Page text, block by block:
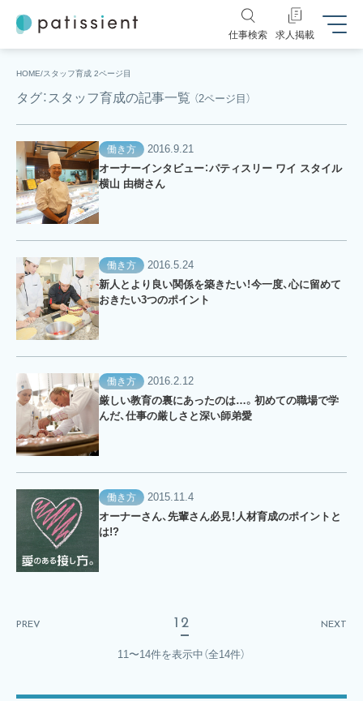
仕事検索 求人掲載
HOME スタッフ育成 2ページ目
タグ：スタッフ育成の記事一覧 （2ページ目）
働き方
2016.9.21
オーナーインタビュー：パティスリー ワイ スタイル
横山 由樹さん
働き方
2016.5.24
新人とより良い関係を築きたい！今一度、心に留めて
おきたい3つのポイント
働き方
2016.2.12
厳しい教育の裏にあったのは…。初めての職場で学
んだ、仕事の厳しさと深い師弟愛
働き方
2015.11.4
オーナーさん、先輩さん必見！人材育成のポイントと
は!?
PREV 1 2 NEXT
11〜14件を表示中 （全14件）